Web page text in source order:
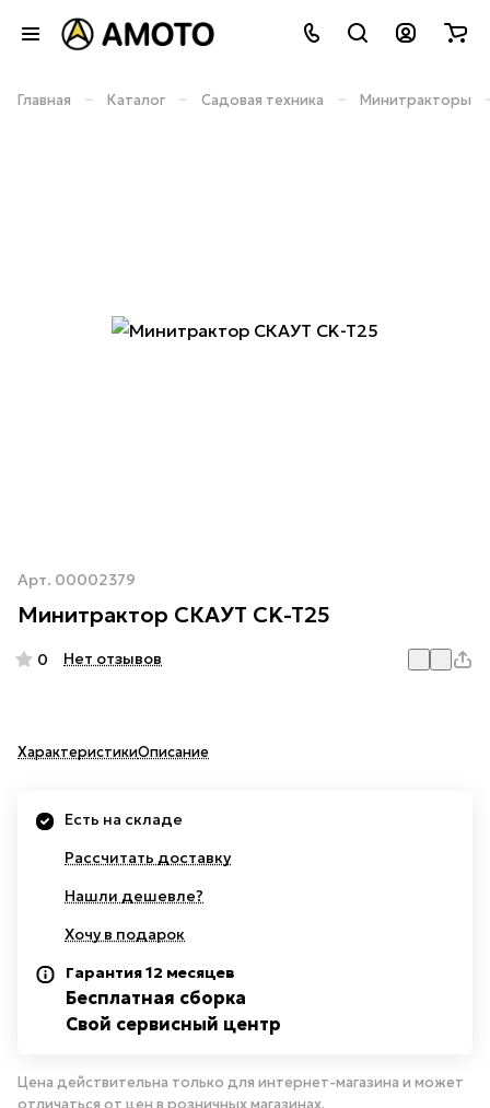
Главная – Каталог – Садовая техника – Минитракторы
Арт. 00002379
Минитрактор СКАУТ CK-T25
0 Нет отзывов
ХарактеристикиОписание
Есть на складе
Рассчитать доставку
Нашли дешевле?
Хочу в подарок
Гарантия 12 месяцев
Бесплатная сборка
Свой сервисный центр
Цена действительна только для интернет-магазина и может